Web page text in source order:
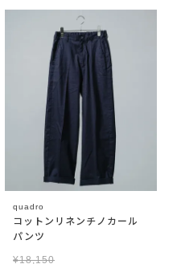
quadro
コットンリネンチノカール
パンツ
¥18,150